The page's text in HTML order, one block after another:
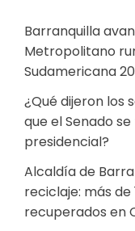
Barranquilla
Metropolitano
Sudamericana
¿Qué dijeron los
que el Senado
presidencial?
Alcaldía de
reciclaje: más de
recuperados en